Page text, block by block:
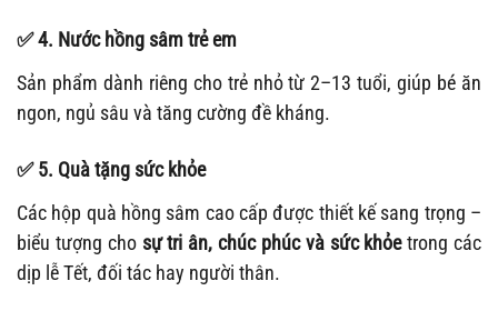
✅4. Nước hồng sâm trẻ em
Sản phẩm dành riêng cho trẻ nhỏ từ 2–13 tuổi, giúp bé ăn
ngon, ngủ sâu và tăng cường đề kháng.
✅ 5. Quà tặng sức khỏe
Các hộp quà hồng sâm cao cấp được thiết kế sang trọng –
biểu tượng cho sự tri ân, chúc phúc và sức khỏetrong các
dịp lễ Tết, đối tác hay người thân.